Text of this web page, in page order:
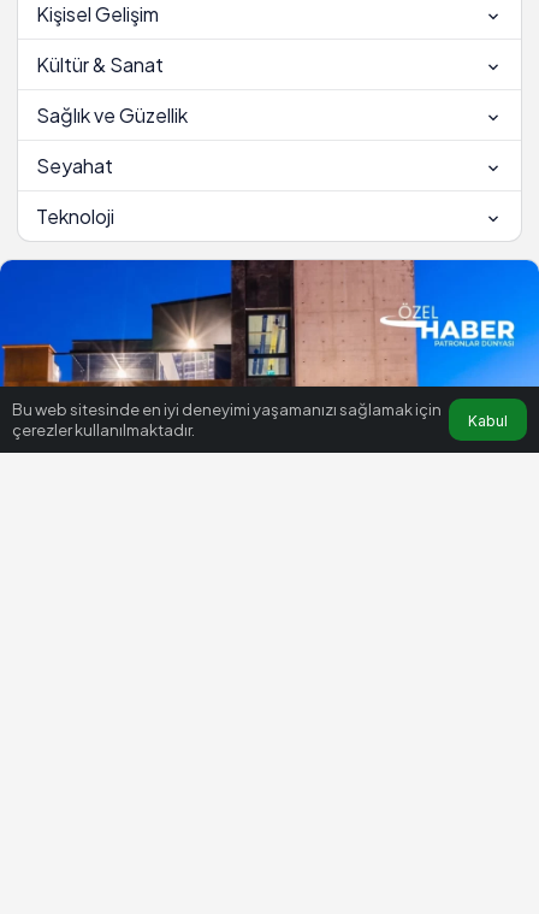
Kişisel Gelişim
Kültür & Sanat
Sağlık ve Güzellik
Seyahat
Teknoloji
Bu web sitesinde en iyi deneyimi yaşamanızı sağlamak için
çerezler kullanılmaktadır.
Kabul